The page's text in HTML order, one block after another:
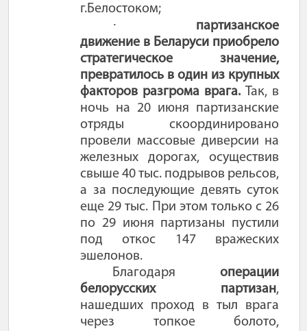
г.Белостоком;
·
партизанское
движение в Беларуси приобрело
стратегическое значение,
превратилось в один из крупных
факторов разгрома врага. Так, в
ночь на 20 июня партизанские
отряды скоординировано
провели массовые диверсии на
железных дорогах, осуществив
свыше 40 тыс. подрывов рельсов,
а за последующие девять суток
еще 29 тыс. При этом только с 26
по 29 июня партизаны пустили
под откос 147 вражеских
эшелонов.
Благодаряоперации
белорусских партизан,
нашедших проход в тыл врага
через топкое болото,